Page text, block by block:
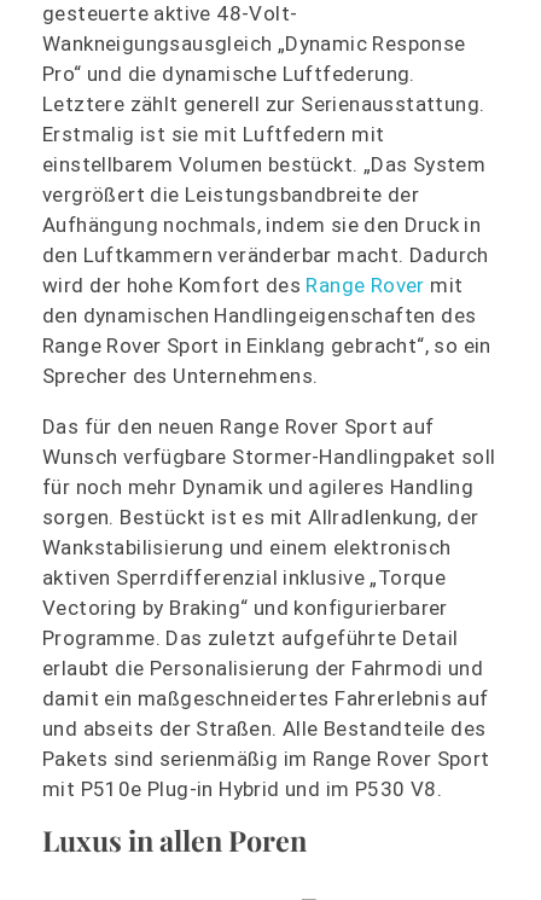
gesteuerte aktive 48-Volt-
Wankneigungsausgleich „Dynamic Response
Pro“ und die dynamische Luftfederung.
Letztere zählt generell zur Serienausstattung.
Erstmalig ist sie mit Luftfedern mit
einstellbarem Volumen bestückt. „Das System
vergrößert die Leistungsbandbreite der
Aufhängung nochmals, indem sie den Druck in
den Luftkammern veränderbar macht. Dadurch
wird der hohe Komfort des Range Rover mit
den dynamischen Handlingeigenschaften des
Range Rover Sport in Einklang gebracht“, so ein
Sprecher des Unternehmens.
Das für den neuen Range Rover Sport auf
Wunsch verfügbare Stormer-Handlingpaket soll
für noch mehr Dynamik und agileres Handling
sorgen. Bestückt ist es mit Allradlenkung, der
Wankstabilisierung und einem elektronisch
aktiven Sperrdifferenzial inklusive „Torque
Vectoring by Braking“ und konfigurierbarer
Programme. Das zuletzt aufgeführte Detail
erlaubt die Personalisierung der Fahrmodi und
damit ein maßgeschneidertes Fahrerlebnis auf
und abseits der Straßen. Alle Bestandteile des
Pakets sind serienmäßig im Range Rover Sport
mit P510e Plug-in Hybrid und im P530 V8.
Luxus in allen Poren